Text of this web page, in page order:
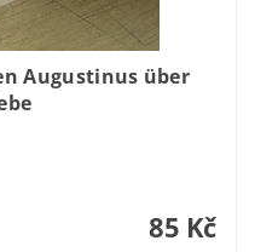
Augustinus über
85 Kč